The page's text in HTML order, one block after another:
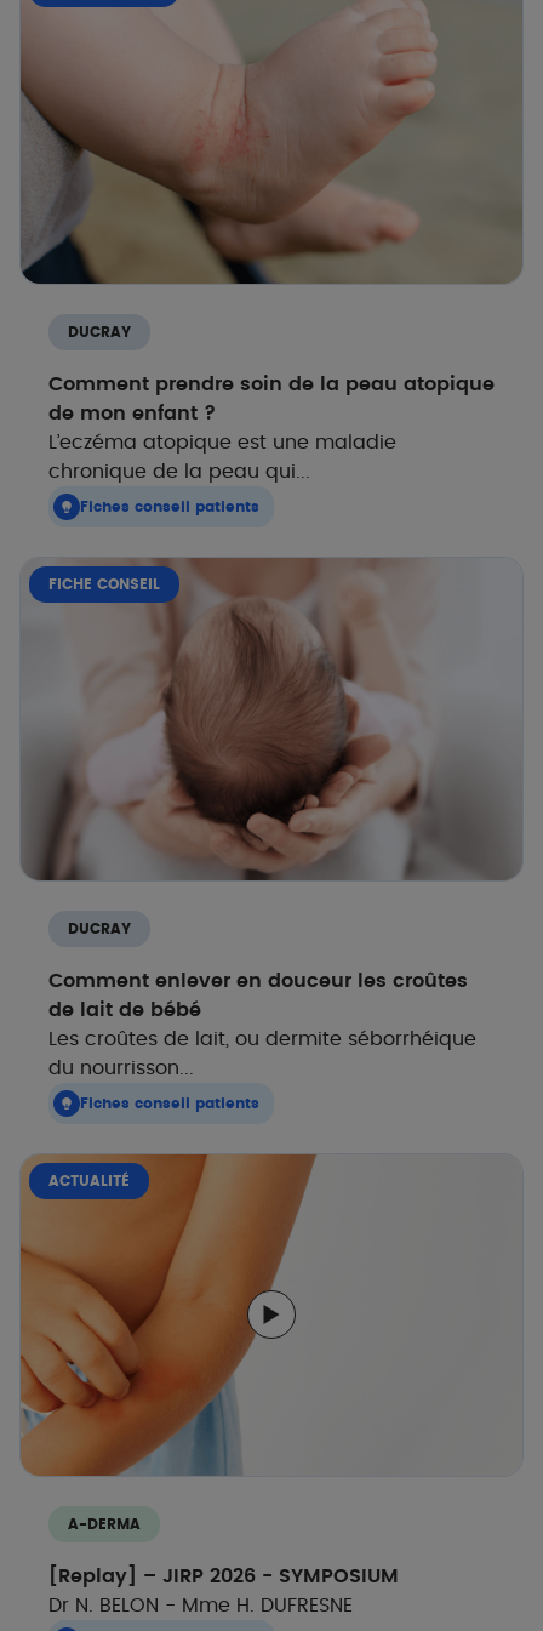
DUCRAY
Comment prendre soin de la peau atopique
de mon enfant ?
L’eczéma atopique est une maladie
chronique de la peau qui...
Fiches conseil patients
FICHE CONSEIL
DUCRAY
Comment enlever en douceur les croûtes
de lait de bébé
Les croûtes de lait, ou dermite séborrhéique
du nourrisson...
Fiches conseil patients
ACTUALITÉ
A-DERMA
[Replay] – JIRP 2026 - SYMPOSIUM
Dr N. BELON - Mme H. DUFRESNE